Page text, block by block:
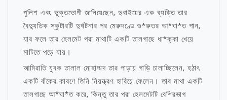
পুলিশ এবং ভুক্তভোগী জানিয়েছেন, দুবাইয়ের এক ব্যক্তি তার
বৈদ্যুতিক স্কুটারটি দুর্ঘটনার পর মেরুদণ্ডে গু*রুতর আ*ঘা*ত পান,
যার ফলে তার হেলমেট পরা মাথাটি একটি তালগাছে ধা*ক্কা খেয়ে
মাটিতে পড়ে যায়।
আমিরাতি যুবক তালাল মোহাম্মদ তার পাড়ায় গাড়ি চালাচ্ছিলেন, হঠাৎ
একটি বাঁকের কারণে তিনি নিয়ন্ত্রণ হারিয়ে ফেলেন। তার মাথা একটি
তালগাছে আ*ঘা*ত করে, কিন্তু তার পরা হেলমেটটি বেশিরভাগ